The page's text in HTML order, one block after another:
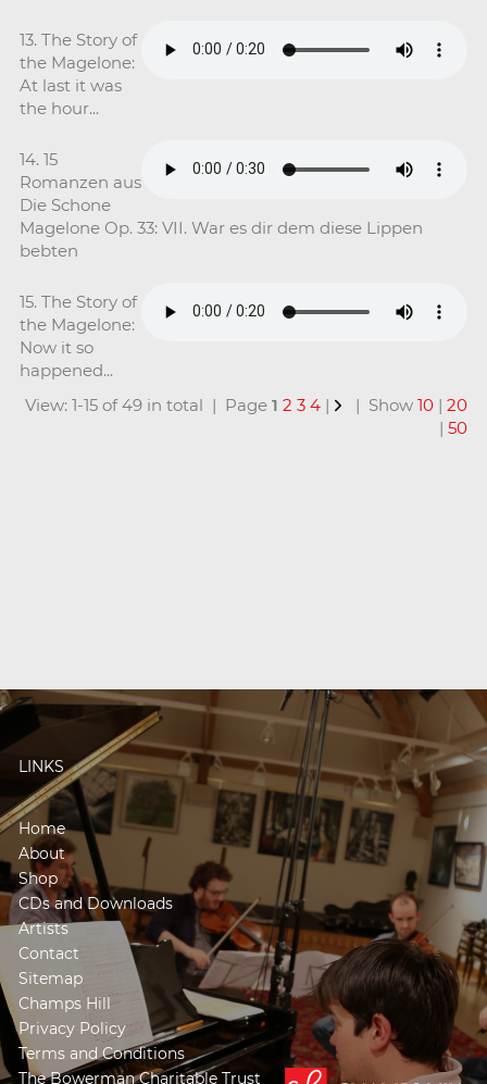
13. The Story of
the Magelone:
At last it was
the hour...
14. 15
Romanzen aus
Die Schone
Magelone Op. 33: VII. War es dir dem diese Lippen
bebten
15. The Story of
the Magelone:
Now it so
happened...
View: 1-15 of 49 in total | Page1 2 3 4 | | Show10 |20
|50
LINKS
Home
About
Shop
CDs and Downloads
Artists
Contact
Sitemap
Champs Hill
Privacy Policy
Terms and Conditions
The Bowerman Charitable Trust